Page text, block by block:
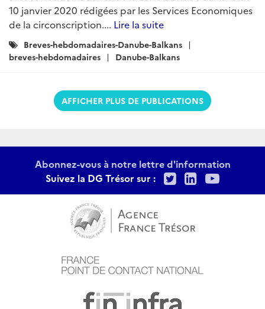
10 janvier 2020 rédigées par les Services Economiques
de la circonscription.... Lire la suite
Catégories
:
Breves-hebdomadaires-Danube-Balkans
breves-hebdomadaires
Danube-Balkans
AFFICHER PLUS DE PUBLICATIONS
Abonnez-vous à notre lettre d'information
Suivez la DG Trésor sur :
TwitterLinkedIn